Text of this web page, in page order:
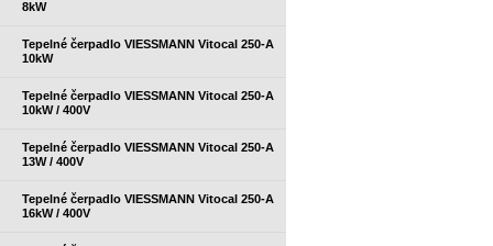
8kW
Tepelné čerpadlo VIESSMANN Vitocal 250-A
10kW
Tepelné čerpadlo VIESSMANN Vitocal 250-A
10kW / 400V
Tepelné čerpadlo VIESSMANN Vitocal 250-A
13W / 400V
Tepelné čerpadlo VIESSMANN Vitocal 250-A
16kW / 400V